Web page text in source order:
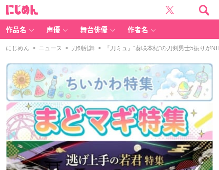
作品名 声優 舞台俳優 作者名
にじめん > ニュース > 刀剣乱舞 > 『刀ミュ』“葵咲本紀”の刀剣男士5振りが